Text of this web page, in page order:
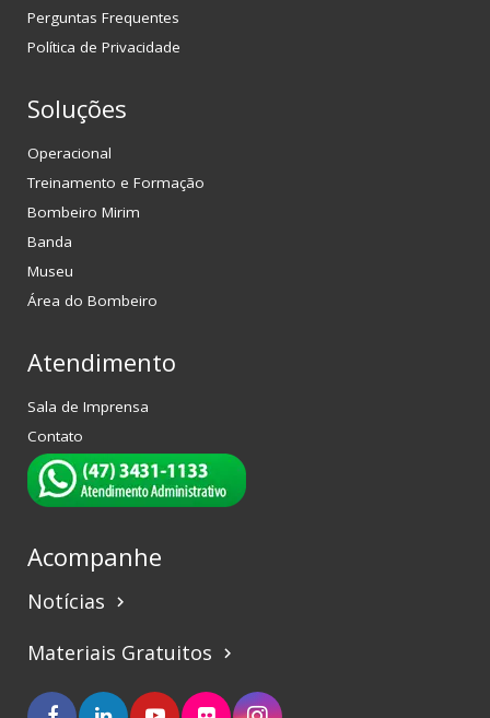
Perguntas Frequentes
Política de Privacidade
Soluções
Operacional
Treinamento e Formação
Bombeiro Mirim
Banda
Museu
Área do Bombeiro
Atendimento
Sala de Imprensa
Contato
Acompanhe
Notícias keyboard_arrow_right
Materiais Gratuitos keyboard_arrow_right